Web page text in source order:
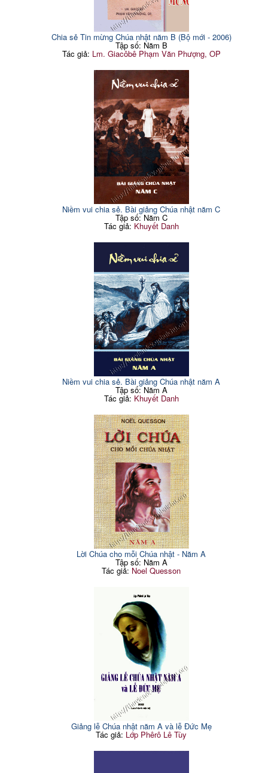
Chia sẻ Tin mừng Chúa nhật năm B (Bộ mới - 2006)
Tập số: Năm B
Tác giả: Lm. Giacôbê Phạm Văn Phượng, OP
Niềm vui chia sẻ. Bài giảng Chúa nhật năm C
Tập số: Năm C
Tác giả: Khuyết Danh
Niềm vui chia sẻ. Bài giảng Chúa nhật năm A
Tập số: Năm A
Tác giả: Khuyết Danh
Lời Chúa cho mỗi Chúa nhật - Năm A
Tập số: Năm A
Tác giả: Noel Quesson
Giảng lễ Chúa nhật năm A và lễ Đức Mẹ
Tác giả: Lớp Phêrô Lê Tùy